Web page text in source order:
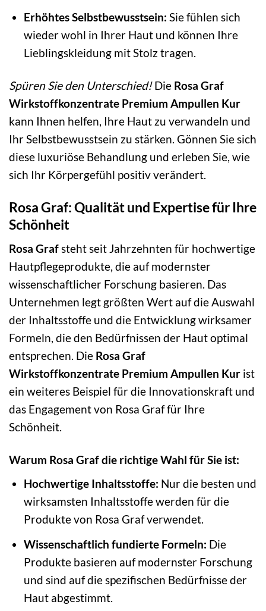
Erhöhtes Selbstbewusstsein: Sie fühlen sich
wieder wohl in Ihrer Haut und können Ihre
Lieblingskleidung mit Stolz tragen.
Spüren Sie den Unterschied!Die Rosa Graf
Wirkstoffkonzentrate Premium Ampullen Kur
kann Ihnen helfen, Ihre Haut zu verwandeln und
Ihr Selbstbewusstsein zu stärken. Gönnen Sie sich
diese luxuriöse Behandlung und erleben Sie, wie
sich Ihr Körpergefühl positiv verändert.
Rosa Graf: Qualität und Expertise für Ihre
Schönheit
Rosa Grafsteht seit Jahrzehnten für hochwertige
Hautpflegeprodukte, die auf modernster
wissenschaftlicher Forschung basieren. Das
Unternehmen legt größten Wert auf die Auswahl
der Inhaltsstoffe und die Entwicklung wirksamer
Formeln, die den Bedürfnissen der Haut optimal
entsprechen. Die Rosa Graf
Wirkstoffkonzentrate Premium Ampullen Kur ist
ein weiteres Beispiel für die Innovationskraft und
das Engagement von Rosa Graf für Ihre
Schönheit.
Warum Rosa Graf die richtige Wahl für Sie ist:
Hochwertige Inhaltsstoffe: Nur die besten und
wirksamsten Inhaltsstoffe werden für die
Produkte von Rosa Graf verwendet.
Wissenschaftlich fundierte Formeln: Die
Produkte basieren auf modernster Forschung
und sind auf die spezifischen Bedürfnisse der
Haut abgestimmt.